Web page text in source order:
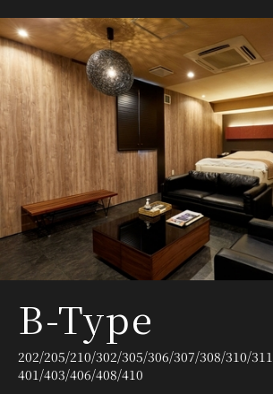
B-Type
202/205/210/302/305/306/307/308/310/311
401/403/406/408/410